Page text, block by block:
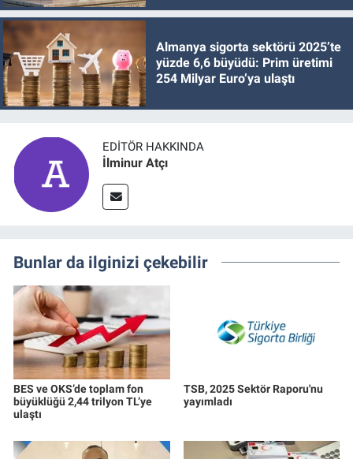
Almanya sigorta sektörü 2025’te
yüzde 6,6 büyüdü: Prim üretimi
254 Milyar Euro’ya ulaştı
EDITÖR HAKKINDA
İlminur Atçı
Bunlar da ilginizi çekebilir
BES ve OKS’de toplam fon
büyüklüğü 2,44 trilyon TL’ye
ulaştı
TSB, 2025 Sektör Raporu'nu
yayımladı